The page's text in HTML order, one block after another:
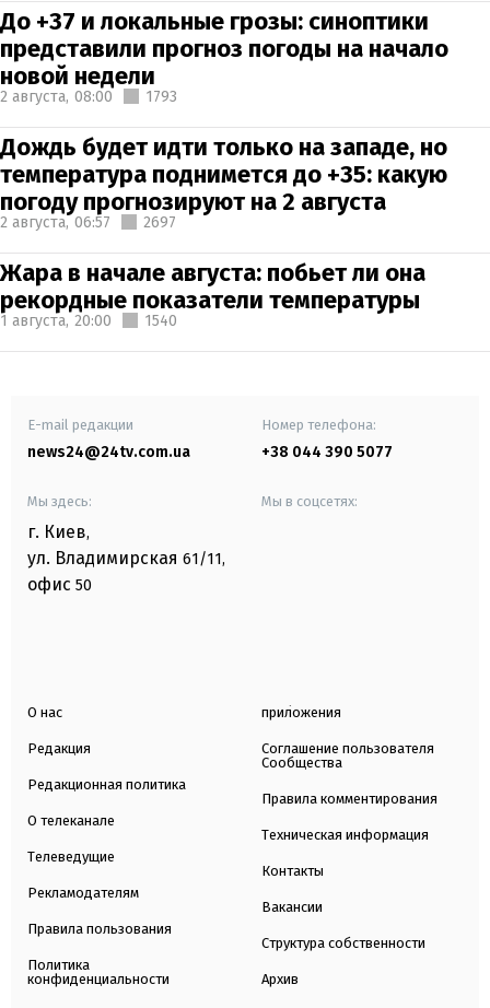
До +37 и локальные грозы: синоптики
представили прогноз погоды на начало
новой недели
2 августа, 08:00 1793
Дождь будет идти только на западе, но
температура поднимется до +35: какую
погоду прогнозируют на 2 августа
2 августа, 06:57 2697
Жара в начале августа: побьет ли она
рекордные показатели температуры
1 августа, 20:00 1540
E-mail редакции
news24@24tv.com.ua
Номер телефона:
+38 044 390 5077
Мы здесь:
г. Киев,
ул. Владимирская 61/11,
офис 50
Мы в соцсетях:
О нас
Редакция
Редакционная политика
О телеканале
Телеведущие
Рекламодателям
Правила пользования
Политика
конфиденциальности
приложения
Соглашение пользователя
Сообщества
Правила комментирования
Техническая информация
Контакты
Вакансии
Структура собственности
Архив